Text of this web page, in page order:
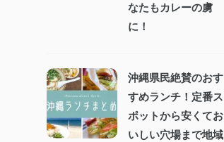
なたもカレーの虜
に！
沖縄県民絶賛のおす
すめランチ！定番ス
ポットから安くてお
いしい穴場まで地域